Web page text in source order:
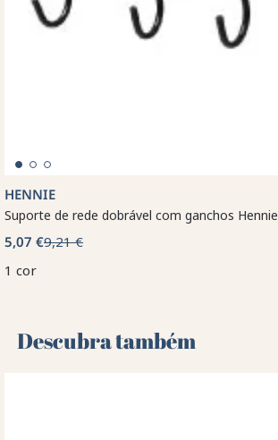
HENNIE
Suporte de rede dobrável com ganchos Hennie
5,07 €9,21 €
1 cor
Descubra também 🌻